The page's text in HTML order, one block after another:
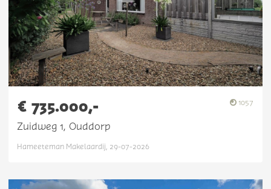
€ 735.000,- 1057
Zuidweg 1, Ouddorp
Hameeteman Makelaardij, 29-07-2026